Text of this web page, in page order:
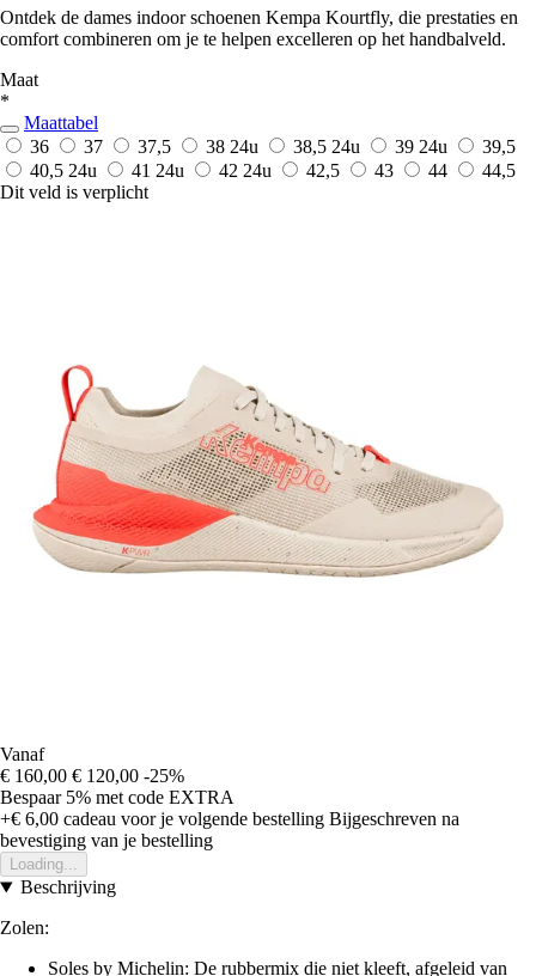
Ontdek de dames indoor schoenen Kempa Kourtfly, die prestaties en
comfort combineren om je te helpen excelleren op het handbalveld.
Maat
*
Maattabel
36
37 37,5 38 24u 38,5 24u 39 24u
39,5
40,5 24u 41 24u 42 24u 42,5 43 44
44,5
Dit veld is verplicht
Vanaf
€ 160,00 € 120,00 -25%
Bespaar 5% met code EXTRA
+€ 6,00 cadeau voor je volgende bestelling Bijgeschreven na
bevestiging van je bestelling
Loading...
Beschrijving
Zolen:
Soles by Michelin: De rubbermix die niet kleeft, afgeleid van